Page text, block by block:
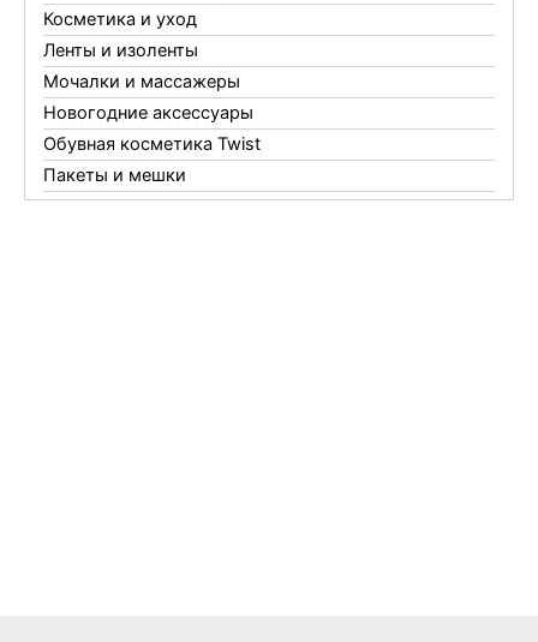
Косметика и уход
Ленты и изоленты
Мочалки и массажеры
Новогодние аксессуары
Обувная косметика Twist
Пакеты и мешки
Перчатки